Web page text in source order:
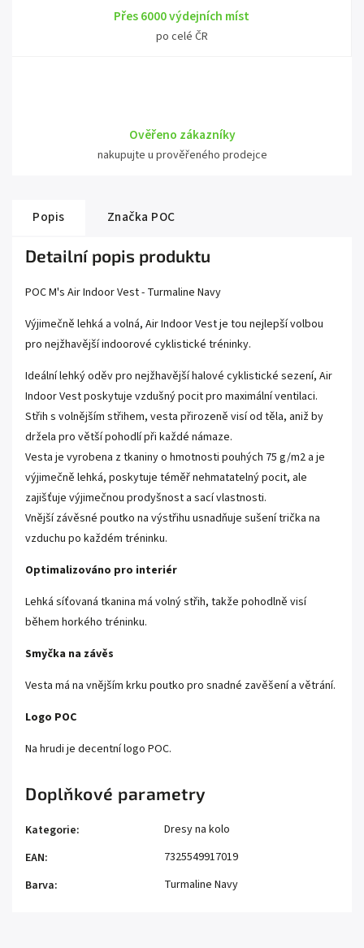
Přes 6000 výdejních míst
po celé ČR
Ověřeno zákazníky
nakupujte u prověřeného prodejce
Popis Značka POC
Detailní popis produktu
POC M's Air Indoor Vest - Turmaline Navy
Výjimečně lehká a volná, Air Indoor Vest je tou nejlepší volbou
pro nejžhavější indoorové cyklistické tréninky.
Ideální lehký oděv pro nejžhavější halové cyklistické sezení, Air
Indoor Vest poskytuje vzdušný pocit pro maximální ventilaci.
Střih s volnějším střihem, vesta přirozeně visí od těla, aniž by
držela pro větší pohodlí při každé námaze.
Vesta je vyrobena z tkaniny o hmotnosti pouhých 75 g/m2 a je
výjimečně lehká, poskytuje téměř nehmatatelný pocit, ale
zajišťuje výjimečnou prodyšnost a sací vlastnosti.
Vnější závěsné poutko na výstřihu usnadňuje sušení trička na
vzduchu po každém tréninku.
Optimalizováno pro interiér
Lehká síťovaná tkanina má volný střih, takže pohodlně visí
během horkého tréninku.
Smyčka na závěs
Vesta má na vnějším krku poutko pro snadné zavěšení a větrání.
Logo POC
Na hrudi je decentní logo POC.
Doplňkové parametry
Kategorie:
Dresy na kolo
EAN:
7325549917019
Barva: Turmaline Navy